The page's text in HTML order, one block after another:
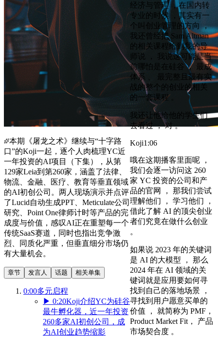
本期《屠龙之术》继续与“十字路
口”的Koji一起，逐个人肉梳理YC近
一年投资的AI项目（下集），从第
129家Leia到第260家，涵盖了法律、
物流、金融、医疗、教育等垂直领域
的AI初创公司。两人现场演示并点评
了Lucid自动生成PPT、Meticulate公司
研究、Point One律师计时等产品的完
成度与价值，感叹AI正在重塑每一个
传统SaaS赛道，同时也指出竞争激
烈、同质化严重，但垂直细分市场仍
有大量机会。
章节 发言人 话题 相关单集
0:00多元启程
▶ 0:20Koji介绍YC为硅谷
最牛孵化器，近一年投资
260多家AI初创公司，成
为AI创业趋势缩影
经济与管理 ，在国内转
专业的时候 ，其实有一
个叫创业管理的方向 ，
我还曾经把 Sam Altman
的相关课程给到我的导
师说 ， 我说这可能是当
前哪怕是在硅谷 ， 最成
体系 、 最完整且最有实
战的整个的创业的相关
的一套课程 。
我还让他给他的学生们
去看过 ， 对 。
Koji1:06
哦在这期播客里面呢 ，
我们会逐一访问这 260
家 YC 投资的公司和产
品的官网 ， 那我们尝试
理解他们 ， 学习他们 ，
借此了解 AI 的顶尖创业
者们究竟在做什么创业
。
如果说 2023 年的关键词
是 AI 的大模型 ， 那么
2024 年在 AI 领域的关
键词就是应用要如何寻
找到自己的落地场景 ，
寻找到用户愿意买单的
价值 ， 就简称为 PMF，
Product Market Fit， 产品
市场契合度 。